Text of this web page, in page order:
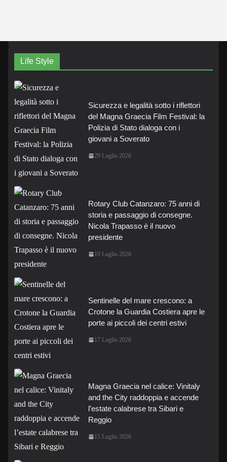
Life Style
Sicurezza e legalità sotto i riflettori
del Magna Graecia Film Festival: la
Polizia di Stato dialoga con i
giovani a Soverato
29 Luglio 2026
Rotary Club Catanzaro: 75 anni di
storia e passaggio di consegne.
Nicola Trapasso è il nuovo
presidente
19 Luglio 2026
Sentinelle del mare crescono: a
Crotone la Guardia Costiera apre le
porte ai piccoli dei centri estivi
17 Luglio 2026
Magna Graecia nel calice: Vinitaly
and the City raddoppia e accende
l’estate calabrese tra Sibari e
Reggio
15 Luglio 2026